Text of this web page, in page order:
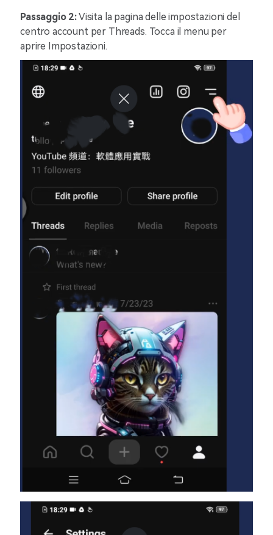
Passaggio 2:Visita la pagina delle impostazioni del
centro account per Threads. Tocca il menu per
aprire Impostazioni.